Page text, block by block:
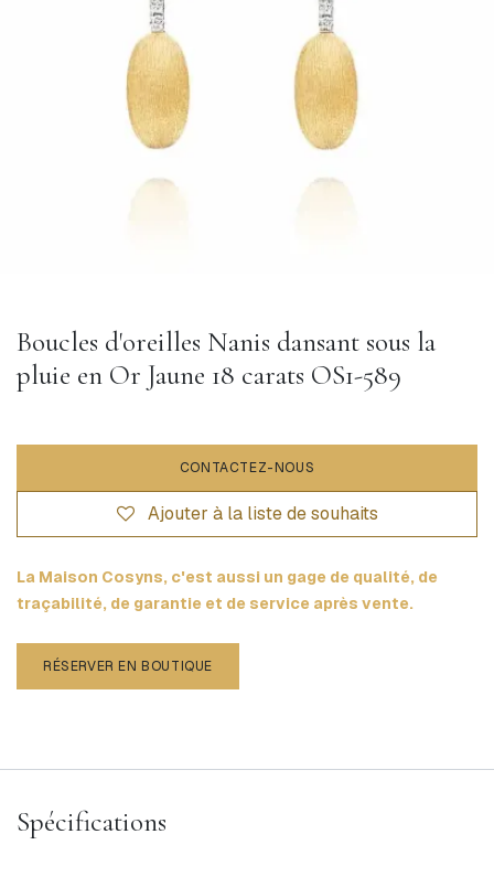
Boucles d'oreilles Nanis dansant sous la
pluie en Or Jaune 18 carats OS1-589
CONTACTEZ-NOUS
Ajouter à la liste de souhaits
La Maison Cosyns, c'est aussi un gage de qualité, de
traçabilité, de garantie et de service après vente.
RÉSERVER EN BOUTIQUE
Spécifications